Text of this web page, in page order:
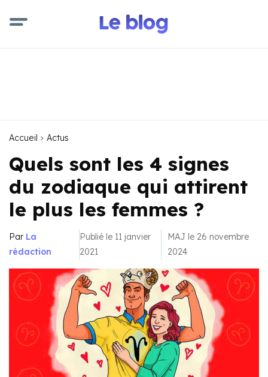
Accueil Actus
Quels sont les 4 signes
du zodiaque qui attirent
le plus les femmes ?
Par La
rédaction
Publié le 11 janvier
2021
MAJ le 26 novembre
2024